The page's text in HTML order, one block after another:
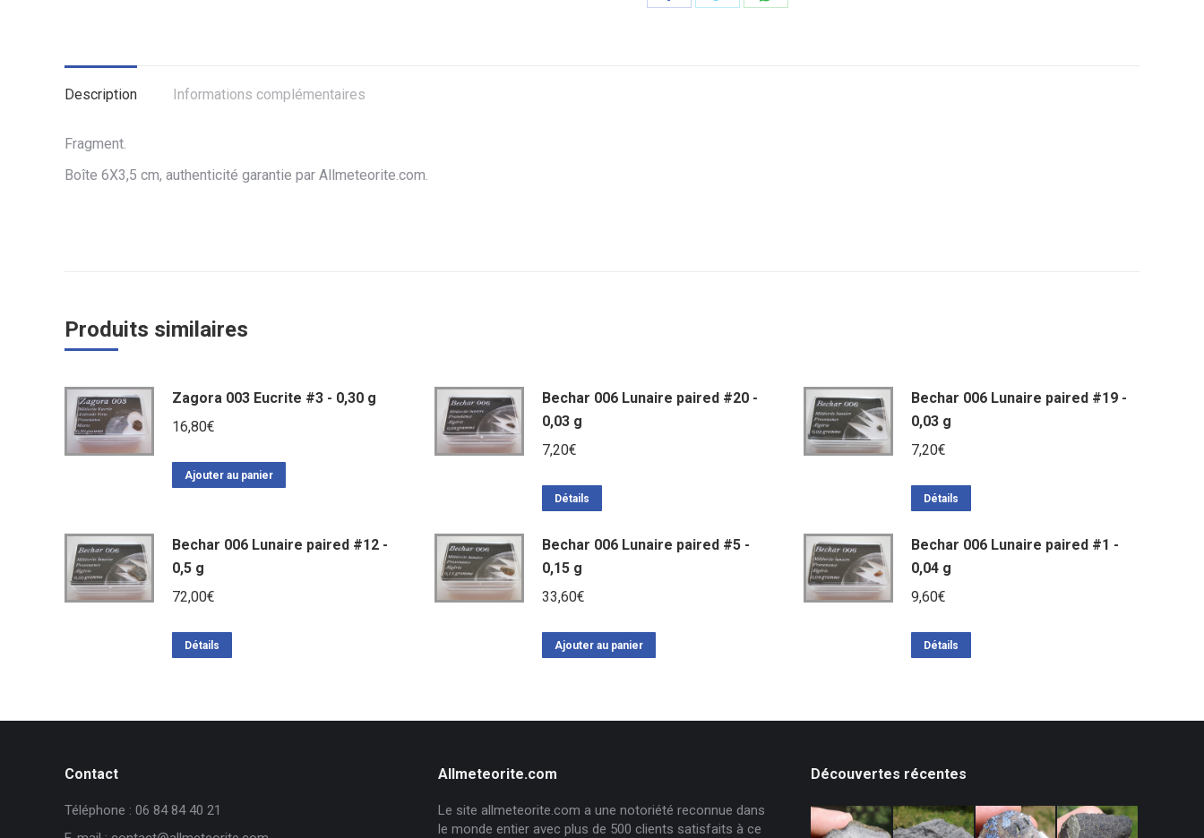
Description Informations complémentaires
Fragment.
Boîte 6X3,5 cm, authenticité garantie par Allmeteorite.com.
Produits similaires
Zagora 003 Eucrite #3 - 0,30 g
16,80€
Ajouter au panier
Bechar 006 Lunaire paired #20 -
0,03 g
7,20€
Détails
Bechar 006 Lunaire paired #19 -
0,03 g
7,20€
Détails
Bechar 006 Lunaire paired #12 -
0,5 g
72,00€
Détails
Bechar 006 Lunaire paired #5 -
0,15 g
33,60€
Ajouter au panier
Bechar 006 Lunaire paired #1 -
0,04 g
9,60€
Détails
Contact
Téléphone : 06 84 84 40 21
Allmeteorite.com
Le site allmeteorite.com a une notoriété reconnue dans
le monde entier avec plus de 500 clients satisfaits à ce
Découvertes récentes